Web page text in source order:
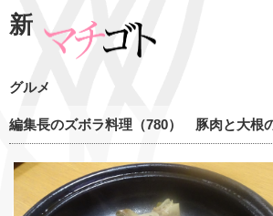
新
グルメ
編集長のズボラ料理（780） 豚肉と大根